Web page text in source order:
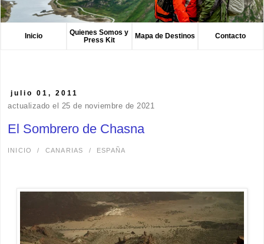
Inicio
Quienes Somos y
Press Kit
Mapa de Destinos Contacto
julio 01, 2011
actualizado el 25 de noviembre de 2021
El Sombrero de Chasna
INICIO / CANARIAS / ESPAÑA